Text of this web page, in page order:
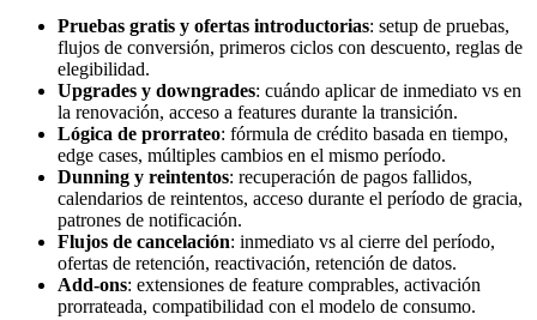
Pruebas gratis y ofertas introductorias: setup de pruebas,
flujos de conversión, primeros ciclos con descuento, reglas de
elegibilidad.
Upgrades y downgrades: cuándo aplicar de inmediato vs en
la renovación, acceso a features durante la transición.
Lógica de prorrateo: fórmula de crédito basada en tiempo,
edge cases, múltiples cambios en el mismo período.
Dunning y reintentos: recuperación de pagos fallidos,
calendarios de reintentos, acceso durante el período de gracia,
patrones de notificación.
Flujos de cancelación: inmediato vs al cierre del período,
ofertas de retención, reactivación, retención de datos.
Add-ons: extensiones de feature comprables, activación
prorrateada, compatibilidad con el modelo de consumo.